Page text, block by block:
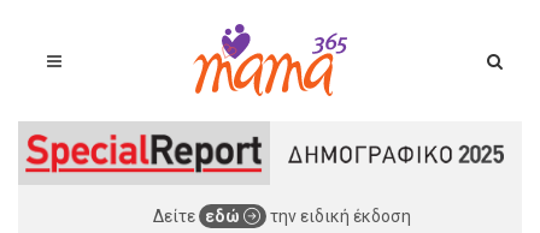
Δείτε εδώ την ειδική έκδοση